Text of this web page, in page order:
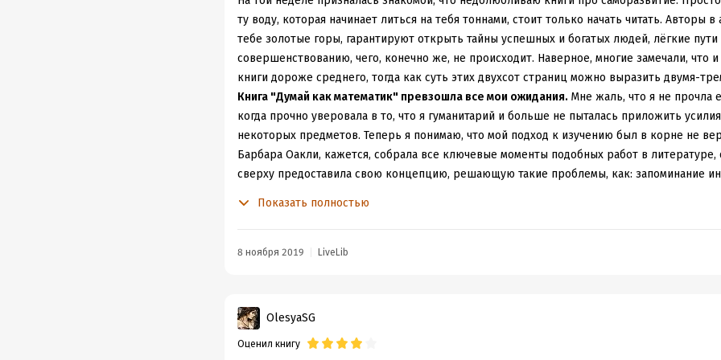
ту воду, которая начинает литься на тебя тоннами, стоит только начать читать. Авторы
тебе золотые горы, гарантируют открыть тайны успешных и богатых людей, лёгкие пути
совершенствованию, чего, конечно же, не происходит. Наверное, многие замечали, что
книги дороже среднего, тогда как суть этих двухсот страниц можно выразить двумя-
Книга "Думай как математик" превзошла все мои ожидания. Мне жаль, что я не прочла
когда прочно уверовала в то, что я гуманитарий и больше не пыталась приложить
некоторых предметов. Теперь я понимаю, что мой подход к изучению был в корне не
Барбара Оакли, кажется, собрала все ключевые моменты подобных работ в литературе,
сверху предоставила свою концепцию, решающую такие проблемы, как: запоминание
так будет легче к ней подступиться и не испугаться от объемов предстоящей работы.
математика. Автор в конце книги сама представила список из ключевых рекомендаций,
удивило. А также каждая глава в конце содержала по пунктам обобщение всего
для самопроверки и некоторые задания. На протяжении всей книги автор объясняет,
Показать полностью
8 ноября 2019 LiveLib
OlesyaSG
Оценил книгу